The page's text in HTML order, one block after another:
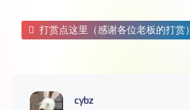
打赏点这里（感谢各位老板的打赏）
cybz